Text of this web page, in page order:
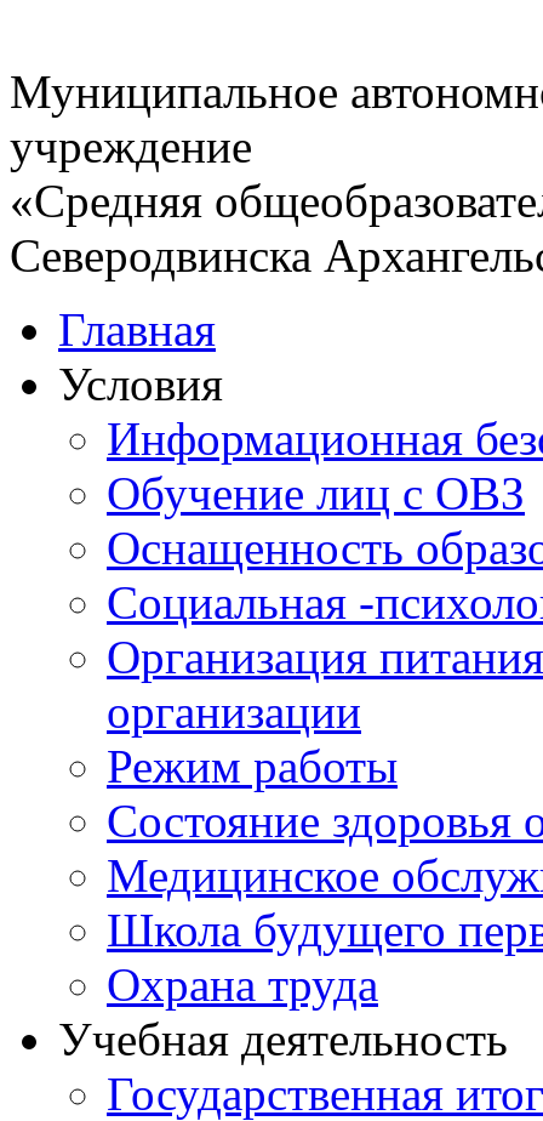
Муниципальное
учреждение
«Средняя
Северодвинска
Главная
Условия
Информационная
Обучение лиц с ОВЗ
Оснащенность
Социальная -
Организация
организации
Режим работы
Состояние
Медицинское
Школа будущего
Охрана труда
Учебная деятельность
Государственная